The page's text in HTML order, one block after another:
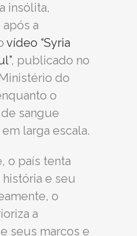
insólita,
a
vídeo “Syria
, publicado no
do
o
sangue
larga escala.
o país tenta
e seu
o
a
seus marcos e